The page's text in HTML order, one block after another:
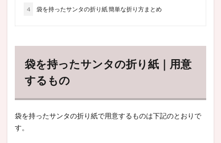
4 袋を持ったサンタの折り紙 簡単な折り方まとめ
袋を持ったサンタの折り紙｜用意
するもの
袋を持ったサンタの折り紙で用意するものは下記のとおりで
す。